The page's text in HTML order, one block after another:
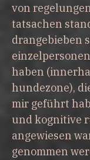
von
tatsachen
drangebieben
haben
hundezone),
mir geführt
und kognitive
angewiesen
genommen